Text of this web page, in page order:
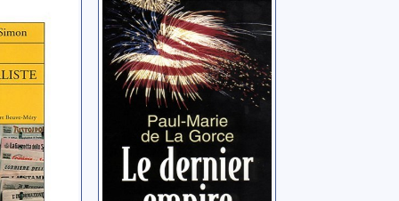
Le dernier
empire: le
XXIème siècle
sera-t-il
américain?
La Gorce, Paul-Marie de